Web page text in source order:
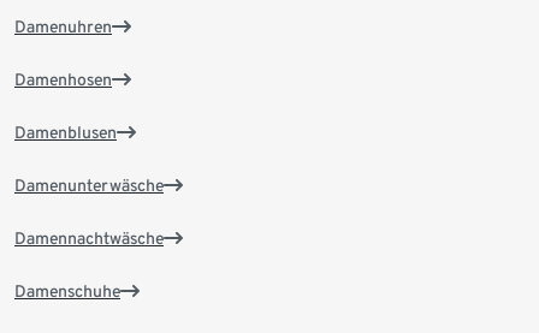
Damenuhren
Damenhosen
Damenblusen
Damenunterwäsche
Damennachtwäsche
Damenschuhe